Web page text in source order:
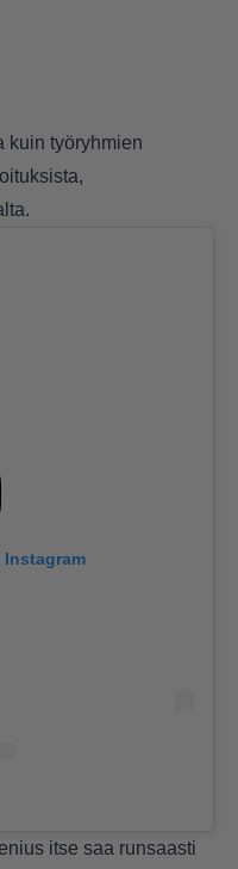
kuin työryhmien
itse saa runsaasti